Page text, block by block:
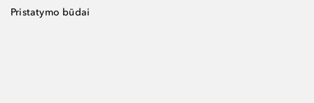
Pristatymo būdai